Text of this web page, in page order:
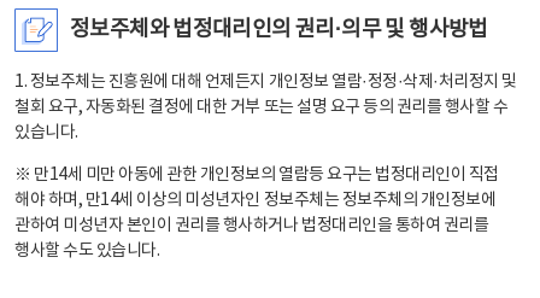
정보주체와 법정대리인의 권리·의무 및 행사방법
1. 정보주체는 진흥원에 대해 언제든지 개인정보 열람·정정·삭제·처리정지 및
철회 요구, 자동화된 결정에 대한 거부 또는 설명 요구 등의 권리를 행사할 수
있습니다.
※ 만14세 미만 아동에 관한 개인정보의 열람등 요구는 법정대리인이 직접
해야 하며, 만14세 이상의 미성년자인 정보주체는 정보주체의 개인정보에
관하여 미성년자 본인이 권리를 행사하거나 법정대리인을 통하여 권리를
행사할 수도 있습니다.